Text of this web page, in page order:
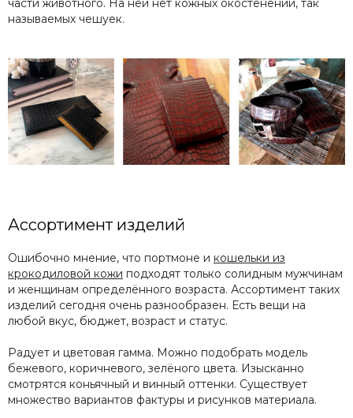
части животного. На ней нет кожных окостенений, так
называемых чешуек.
Ассортимент изделий
Ошибочно мнение, что портмоне и кошельки из
крокодиловой кожи подходят только солидным мужчинам
и женщинам определённого возраста. Ассортимент таких
изделий сегодня очень разнообразен. Есть вещи на
любой вкус, бюджет, возраст и статус.
Радует и цветовая гамма. Можно подобрать модель
бежевого, коричневого, зелёного цвета. Изысканно
смотрятся коньячный и винный оттенки. Существует
множество вариантов фактуры и рисунков материала.